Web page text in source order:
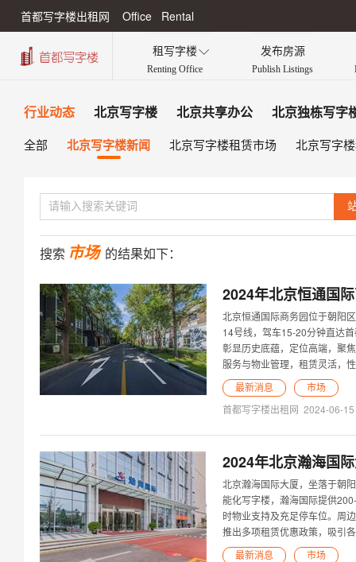
首都写字楼出租网 Office Rental
租写字楼
Renting Office
 发布房源
Publish Listings
行业动态 北京写字楼 北京共享办公 北京独栋写字
全部 北京写字楼新闻 北京写字楼租赁市场 北京写字
搜索 市场 的结果如下：
2024年北京恒通国
北京恒通国际商务园位于朝阳
14号线，驾车15-20分钟直达
彰显历史底蕴，定位高端，聚
服务与物业管理，租赁灵活，
最新消息 市场
首都写字楼出租网 2024-06-
2024年北京瀚海国
北京瀚海国际大厦，坐落于朝
能化写字楼，瀚海国际提供
时物业支持及充足停车位。周
推出多项租赁优惠政策，吸引
最新消息 市场